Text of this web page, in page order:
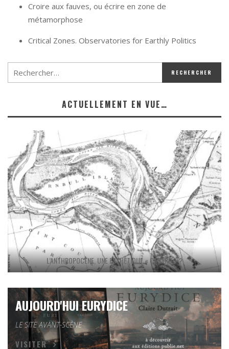
Croire aux fauves, ou écrire en zone de
métamorphose
Critical Zones. Observatories for Earthly Politics
ACTUELLEMENT EN VUE…
L’ANTHROPOCÈNE, UNE ESTHÉTIQUE « CANARD » ?
AUJOURD'HUI EURYDICE
LE SITE AVANT-SCÈNE
VISITER